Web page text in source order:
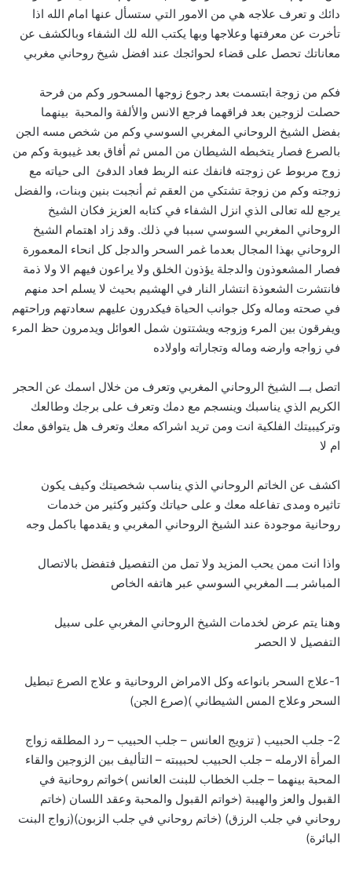
دائك و تعرف علاجه هي من الامور التي ستسأل عنها امام الله اذا
تأخرت عن معرفتها وعلاجها وبها يكتب الله لك الشفاء وبالكشف عن
معاناتك تحصل على قضاء لحوائجك عند افضل شيخ روحاني مغربي
فكم من زوجة ابتسمت بعد رجوع زوجها المسحور وكم من فرحة
حصلت لزوجين بعد فراقهما فرجع الانس والألفة والمحبة بينهما
بفضل الشيخ الروحاني المغربي السوسي وكم من شخص مسه الجن
بالصرع فصار يتخبطه الشيطان من المس ثم أفاق بعد غيبوبة وكم من
زوج مربوط عن زوجته فانفك عنه الربط فعاد الدفئ الى حياته مع
زوجته وكم من زوجة تشتكي من العقم ثم أنجبت بنين وبنات، والفضل
يرجع لله تعالى الذي انزل الشفاء في كتابه العزيز فكان الشيخ
الروحاني المغربي السوسي سببا في ذلك. وقد زاد اهتمام الشيخ
الروحاني بهذا المجال بعدما غمر السحر والدجل كل انحاء المعمورة
فصار المشعوذون والدجلة يؤذون الخلق ولا يراعون فيهم الا ولا ذمة
فانتشرت الشعوذة انتشار النار في الهشيم بحيث لا يسلم احد منهم
في صحته وماله وكل جوانب الحياة فيكدرون عليهم سعادتهم وراحتهم
ويفرقون بين المرء وزوجه ويشتتون شمل العوائل ويدمرون حظ المرء
في زواجه وارضه وماله وتجاراته واولاده
اتصل بـــ الشيخ الروحاني المغربي وتعرف من خلال اسمك عن الحجر
الكريم الذي يناسبك وينسجم مع دمك وتعرف على برجك وطالعك
وتركيبيتك الفلكية انت ومن تريد اشراكه معك وتعرف هل يتوافق معك
ام لا
اكشف عن الخاتم الروحاني الذي يناسب شخصيتك وكيف يكون
تاثيره ومدى تفاعله معك و على حياتك وكثير وكثير من خدمات
روحانية موجودة عند الشيخ الروحاني المغربي و يقدمها باكمل وجه
واذا انت ممن يحب المزيد ولا تمل من التفصيل فتفضل بالاتصال
المباشر بـــ المغربي السوسي عبر هاتفه الخاص
وهنا يتم عرض لخدمات الشيخ الروحاني المغربي على سبيل
التفصيل لا الحصر
1-علاج السحر بانواعه وكل الامراض الروحانية و علاج الصرع تبطيل
السحر وعلاج المس الشيطاني )(صرع الجن)
2- جلب الحبيب ( تزويج العانس – جلب الحبيب – رد المطلقه زواج
المرأة الارمله – جلب الحبيب لحبيبته – التأليف بين الزوجين والقاء
المحبة بينهما – جلب الخطاب للبنت العانس )خواتم روحانية في
القبول والعز والهيبة (خواتم القبول والمحبة وعقد اللسان (خاتم
روحاني في جلب الرزق) (خاتم روحاني في جلب الزبون)(زواج البنت
البائرة)